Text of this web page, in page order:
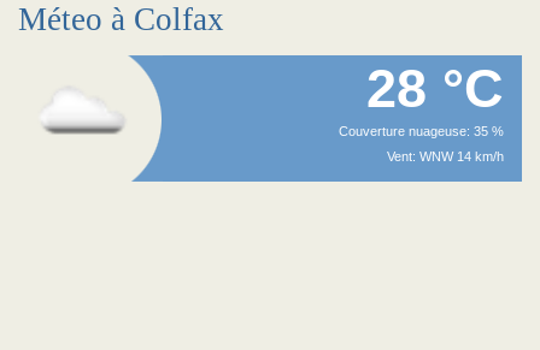
Méteo à Colfax
28 °C
Couverture nuageuse: 35 %
Vent: WNW 14 km/h